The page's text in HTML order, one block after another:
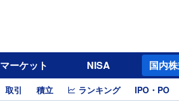
マーケット NISA 国内
取引 積立 ランキング IPO・PO